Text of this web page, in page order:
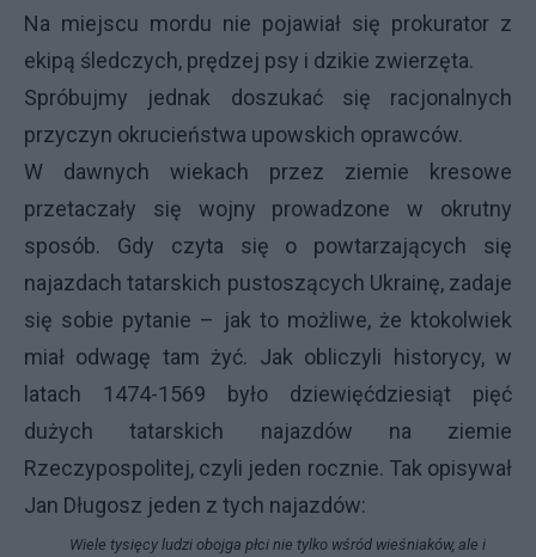
Na miejscu mordu nie pojawiał się prokurator z
ekipą śledczych, prędzej psy i dzikie zwierzęta.
Spróbujmy jednak doszukać się racjonalnych
przyczyn okrucieństwa upowskich oprawców.
W dawnych wiekach przez ziemie kresowe
przetaczały się wojny prowadzone w okrutny
sposób. Gdy czyta się o powtarzających się
najazdach tatarskich pustoszących Ukrainę, zadaje
się sobie pytanie – jak to możliwe, że ktokolwiek
miał odwagę tam żyć. Jak obliczyli historycy, w
latach 1474-1569 było dziewięćdziesiąt pięć
dużych tatarskich najazdów na ziemie
Rzeczypospolitej, czyli jeden rocznie. Tak opisywał
Jan Długosz jeden z tych najazdów:
Wiele tysięcy ludzi obojga płci nie tylko wśród wieśniaków, ale i